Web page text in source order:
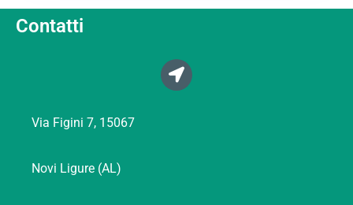
Contatti
Via Figini 7, 15067
Novi Ligure (AL)